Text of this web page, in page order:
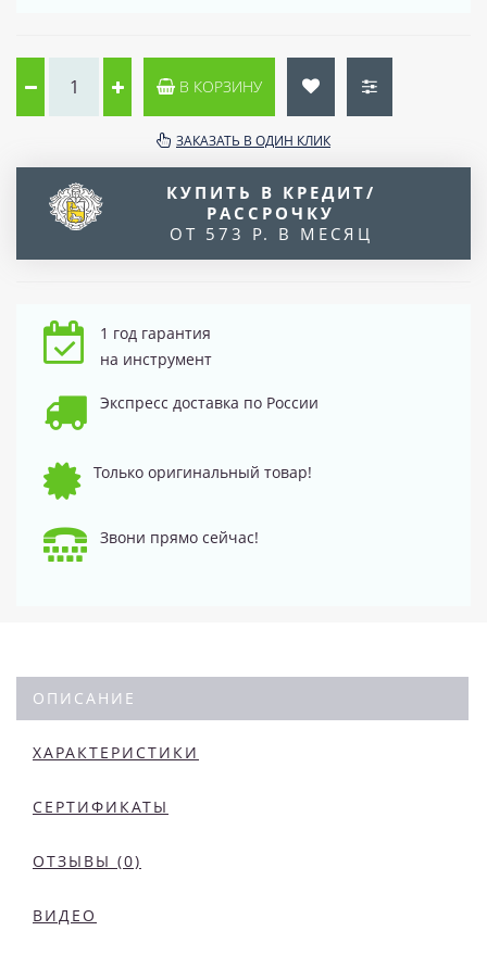
В КОРЗИНУ
ЗАКАЗАТЬ В ОДИН КЛИК
КУПИТЬ В КРЕДИТ/
РАССРОЧКУ
ОТ 573 Р. В МЕСЯЦ
1 год гарантия
на инструмент
Экспресс доставка по России
Только оригинальный товар!
Звони прямо сейчас!
ОПИСАНИЕ
ХАРАКТЕРИСТИКИ
СЕРТИФИКАТЫ
ОТЗЫВЫ (0)
ВИДЕО